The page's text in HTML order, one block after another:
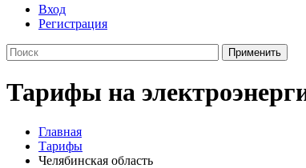
Вход
Регистрация
Тарифы на
Главная
Тарифы
Челябинская область